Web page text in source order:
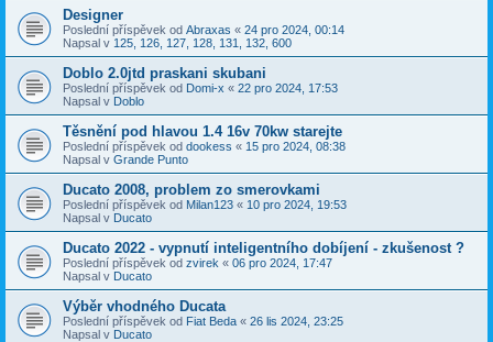
Designer
Poslední příspěvek od Abraxas « 24 pro 2024, 00:14
Napsal v 125, 126, 127, 128, 131, 132, 600
Doblo 2.0jtd praskani skubani
Poslední příspěvek od Domi-x « 22 pro 2024, 17:53
Napsal v Doblo
Těsnění pod hlavou 1.4 16v 70kw starejte
Poslední příspěvek od dookess « 15 pro 2024, 08:38
Napsal v Grande Punto
Ducato 2008, problem zo smerovkami
Poslední příspěvek od Milan123 « 10 pro 2024, 19:53
Napsal v Ducato
Ducato 2022 - vypnutí inteligentního dobíjení - zkušenost ?
Poslední příspěvek od zvirek « 06 pro 2024, 17:47
Napsal v Ducato
Výběr vhodného Ducata
Poslední příspěvek od Fiat Beda « 26 lis 2024, 23:25
Napsal v Ducato